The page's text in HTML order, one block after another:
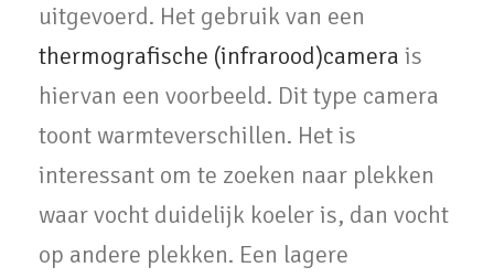
uitgevoerd. Het gebruik van een
thermografische (infrarood)camera is
hiervan een voorbeeld. Dit type camera
toont warmteverschillen. Het is
interessant om te zoeken naar plekken
waar vocht duidelijk koeler is, dan vocht
op andere plekken. Een lagere